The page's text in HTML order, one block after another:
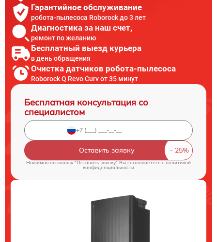
Гарантийное обслуживание
робота-пылесоса Roborock до 3 лет
Диагностика за наш счет,
ремонт по желанию
Бесплатный выезд курьера
в день обращения
Очистка датчиков робота-пылесоса
Roborock Q Revo Curv от 35 минут
Бесплатная консультация со
специалистом
Оставить заявку
Нажимая на кнопку "Оставить заявку" Вы соглашаетесь cполитикой
конфиденциальности